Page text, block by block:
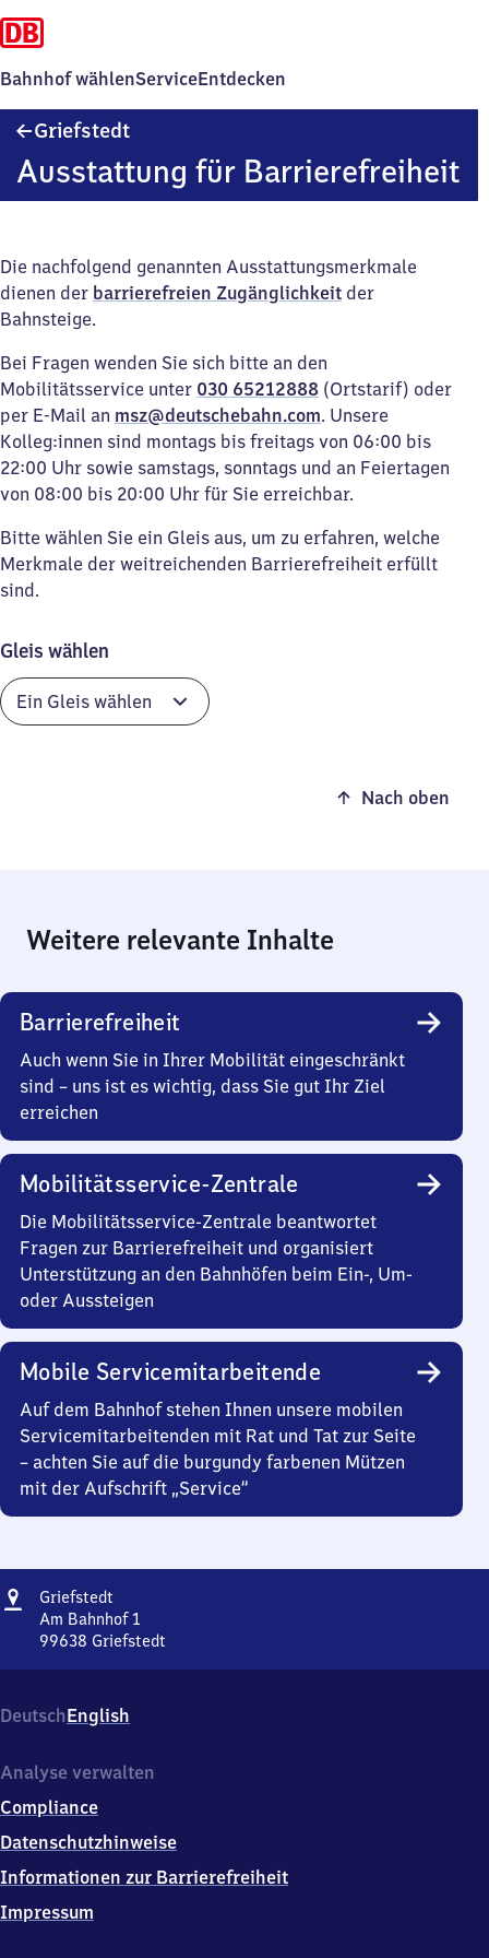
Bahnhof wählenServiceEntdecken
Griefstedt
Ausstattung für Barrierefreiheit
Die nachfolgend genannten Ausstattungsmerkmale
dienen der barrierefreien Zugänglichkeit der
Bahnsteige.
Bei Fragen wenden Sie sich bitte an den
Mobilitätsservice unter 030 65212888 (Ortstarif) oder
per E-Mail an msz@deutschebahn.com. Unsere
Kolleg:innen sind montags bis freitags von 06:00 bis
22:00 Uhr sowie samstags, sonntags und an Feiertagen
von 08:00 bis 20:00 Uhr für Sie erreichbar.
Bitte wählen Sie ein Gleis aus, um zu erfahren, welche
Merkmale der weitreichenden Barrierefreiheit erfüllt
sind.
Gleis wählen
Nach oben
Weitere relevante Inhalte
Barrierefreiheit
Auch wenn Sie in Ihrer Mobilität eingeschränkt
sind – uns ist es wichtig, dass Sie gut Ihr Ziel
erreichen
Mobilitätsservice-Zentrale
Die Mobilitätsservice-Zentrale beantwortet
Fragen zur Barrierefreiheit und organisiert
Unterstützung an den Bahnhöfen beim Ein-, Um-
oder Aussteigen
Mobile Servicemitarbeitende
Auf dem Bahnhof stehen Ihnen unsere mobilen
Servicemitarbeitenden mit Rat und Tat zur Seite
– achten Sie auf die burgundy farbenen Mützen
mit der Aufschrift „Service“
Adresse
Griefstedt
Am Bahnhof 1
99638 Griefstedt
Bahnhof
1,
9
3
8
DeutschEnglish
Analyse verwalten
Compliance
Datenschutzhinweise
Informationen zur Barrierefreiheit
Impressum